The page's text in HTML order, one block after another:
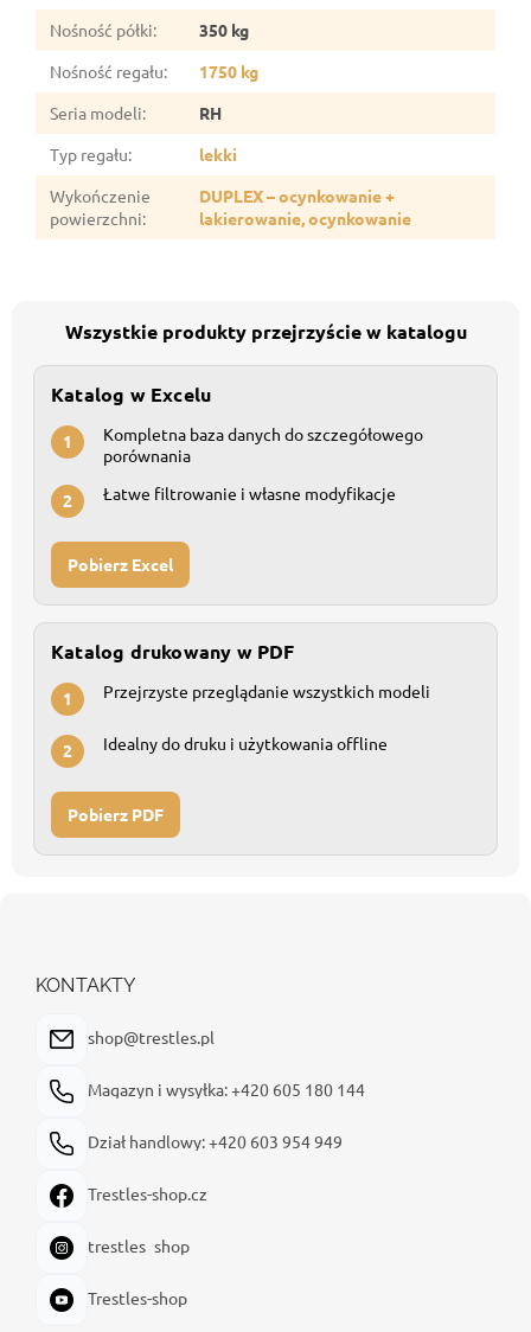
Nośność półki:
350 kg
Nośność regału:
1750 kg
Seria modeli:
RH
Typ regału:
lekki
Wykończenie
powierzchni:
DUPLEX – ocynkowanie +
lakierowanie, ocynkowanie
Wszystkie produkty przejrzyście w katalogu
Katalog w Excelu
1
Kompletna baza danych do szczegółowego
porównania
2 Łatwe filtrowanie i własne modyfikacje
Pobierz Excel
Katalog drukowany w PDF
1 Przejrzyste przeglądanie wszystkich modeli
2 Idealny do druku i użytkowania offline
Pobierz PDF
KONTAKTY
shop@trestles.pl
Magazyn i wysyłka: +420 605 180 144
Dział handlowy: +420 603 954 949
Trestles-shop.cz
trestles_shop
Trestles-shop